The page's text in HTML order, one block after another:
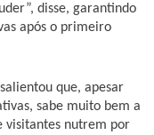
disse, garantindo
após o primeiro
que, apesar
sabe muito bem a
visitantes nutrem por